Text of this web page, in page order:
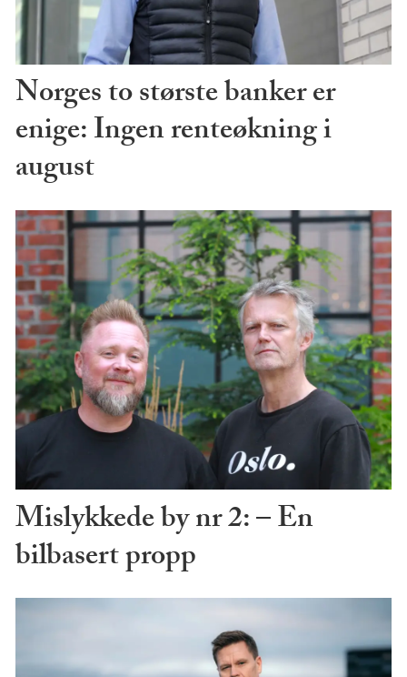
Norges to største banker er
enige: Ingen renteøkning i
august
Mislykkede by nr 2: – En
bilbasert propp